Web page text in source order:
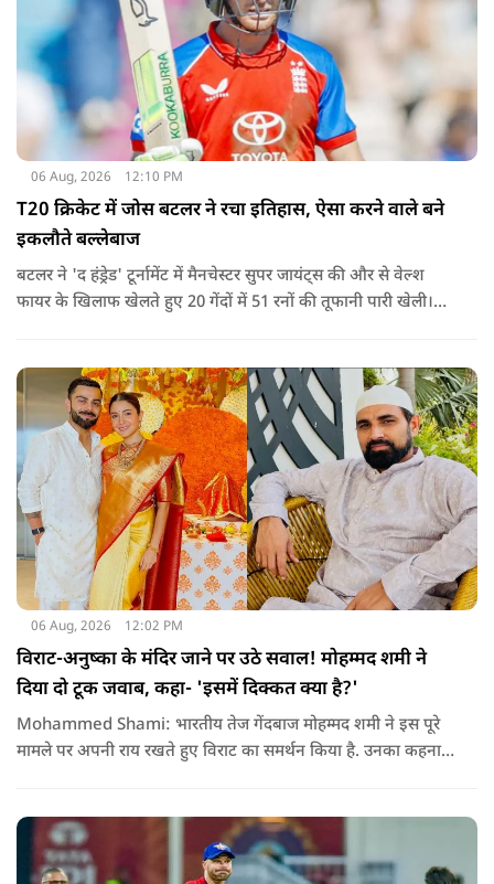
06 Aug, 2026 12:10 PM
T20 क्रिकेट में जोस बटलर ने रचा इतिहास, ऐसा करने वाले बने
इकलौते बल्लेबाज
बटलर ने 'द हंड्रेड' टूर्नामेंट में मैनचेस्टर सुपर जायंट्स की और से वेल्श
फायर के खिलाफ खेलते हुए 20 गेंदों में 51 रनों की तूफानी पारी खेली।
06 Aug, 2026 12:02 PM
विराट-अनुष्का के मंदिर जाने पर उठे सवाल! मोहम्मद शमी ने
दिया दो टूक जवाब, कहा- 'इसमें दिक्कत क्या है?'
Mohammed Shami: भारतीय तेज गेंदबाज मोहम्मद शमी ने इस पूरे
मामले पर अपनी राय रखते हुए विराट का समर्थन किया है. उनका कहना है